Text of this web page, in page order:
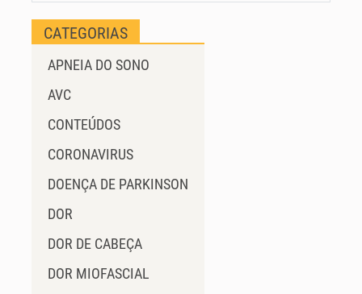
CATEGORIAS
APNEIA DO SONO
AVC
CONTEÚDOS
CORONAVIRUS
DOENÇA DE PARKINSON
DOR
DOR DE CABEÇA
DOR MIOFASCIAL